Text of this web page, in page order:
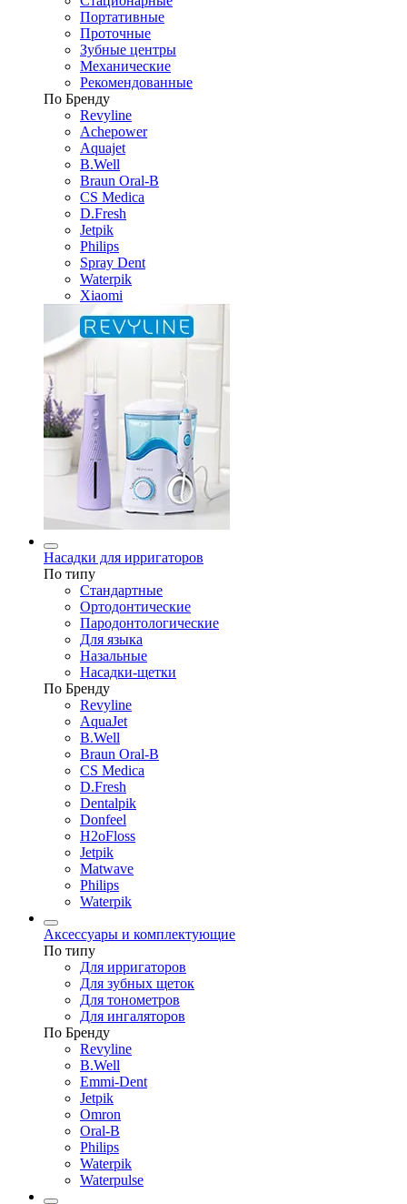
Портативные
Проточные
Зубные центры
Механические
Рекомендованные
По Бренду
Revyline
Achepower
Aquajet
B.Well
Braun Oral-B
CS Medica
D.Fresh
Jetpik
Philips
Spray Dent
Waterpik
Xiaomi
Насадки для ирригаторов
По типу
Стандартные
Ортодонтические
Пародонтологические
Для языка
Назальные
Насадки-щетки
По Бренду
Revyline
AquaJet
B.Well
Braun Oral-B
CS Medica
D.Fresh
Dentalpik
Donfeel
H2oFloss
Jetpik
Matwave
Philips
Waterpik
Аксессуары и комплектующие
По типу
Для ирригаторов
Для зубных щеток
Для тонометров
Для ингаляторов
По Бренду
Revyline
B.Well
Emmi-Dent
Jetpik
Omron
Oral-B
Philips
Waterpik
Waterpulse